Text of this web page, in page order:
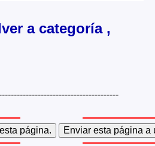
a categoría ,